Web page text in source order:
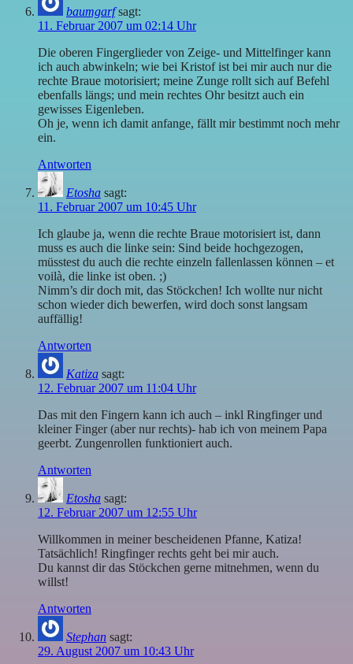
baumgarf sagt:
11. Februar 2007 um 02:14 Uhr
Die oberen Fingerglieder von Zeige- und Mittelfinger kann
ich auch abwinkeln; wie bei Kristof ist bei mir auch nur die
rechte Braue motorisiert; meine Zunge rollt sich auf Befehl
ebenfalls längs; und mein rechtes Ohr besitzt auch ein
gewisses Eigenleben.
Oh je, wenn ich damit anfange, fällt mir bestimmt noch mehr
ein.
Antworten
Etosha sagt:
11. Februar 2007 um 10:45 Uhr
Ich glaube ja, wenn die rechte Braue motorisiert ist, dann
muss es auch die linke sein: Sind beide hochgezogen,
müsstest du auch die rechte einzeln fallenlassen können – et
voilà, die linke ist oben. ;)
Nimm’s dir doch mit, das Stöckchen! Ich wollte nur nicht
schon wieder dich bewerfen, wird doch sonst langsam
auffällig!
Antworten
Katiza sagt:
12. Februar 2007 um 11:04 Uhr
Das mit den Fingern kann ich auch – inkl Ringfinger und
kleiner Finger (aber nur rechts)- hab ich von meinem Papa
geerbt. Zungenrollen funktioniert auch.
Antworten
Etosha sagt:
12. Februar 2007 um 12:55 Uhr
Willkommen in meiner bescheidenen Pfanne, Katiza!
Tatsächlich! Ringfinger rechts geht bei mir auch.
Du kannst dir das Stöckchen gerne mitnehmen, wenn du
willst!
Antworten
Stephan sagt:
29. August 2007 um 10:43 Uhr